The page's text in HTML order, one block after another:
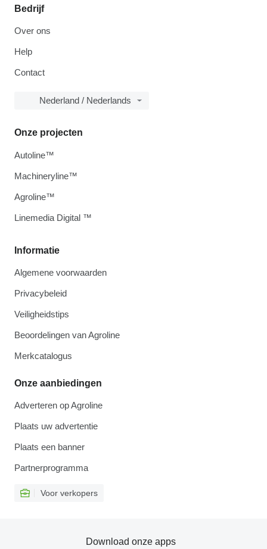
Bedrijf
Over ons
Help
Contact
Nederland / Nederlands
Informatie
Algemene voorwaarden
Privacybeleid
Veiligheidstips
Beoordelingen van Agroline
Merkcatalogus
Onze aanbiedingen
Adverteren op Agroline
Plaats uw advertentie
Plaats een banner
Partnerprogramma
Voor verkopers
Onze projecten
Autoline™
Machineryline™
Agroline™
Linemedia Digital ™
Download onze apps